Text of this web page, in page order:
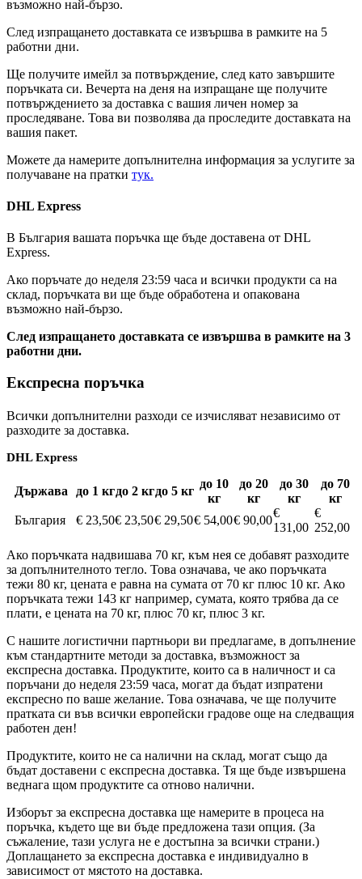
възможно най-бързо.
След изпращането доставката се извършва в рамките на 5
работни дни.
Ще получите имейл за потвърждение, след като завършите
поръчката си. Вечерта на деня на изпращане ще получите
потвърждението за доставка с вашия личен номер за
проследяване. Това ви позволява да проследите доставката на
вашия пакет.
Можете да намерите допълнителна информация за услугите за
получаване на пратки тук.
DHL Express
В България вашата поръчка ще бъде доставена от DHL
Express.
Ако поръчате до неделя 23:59 часа и всички продукти са на
склад, поръчката ви ще бъде обработена и опакована
възможно най-бързо.
След изпращането доставката се извършва в рамките на 3
работни дни.
Експресна поръчка
Всички допълнителни разходи се изчисляват независимо от
разходите за доставка.
DHL Express
Държава до 1 кгдо 2 кгдо 5 кг
до 10
кг
до 20
кг
до 30
кг
до 70
кг
България
€ 23,50€ 23,50€ 29,50€ 54,00€ 90,00
€
131,00
€
252,00
Ако поръчката надвишава 70 кг, към нея се добавят разходите
за допълнителното тегло. Това означава, че ако поръчката
тежи 80 кг, цената е равна на сумата от 70 кг плюс 10 кг. Ако
поръчката тежи 143 кг например, сумата, която трябва да се
плати, е цената на 70 кг, плюс 70 кг, плюс 3 кг.
С нашите логистични партньори ви предлагаме, в допълнение
към стандартните методи за доставка, възможност за
експресна доставка. Продуктите, които са в наличност и са
поръчани до неделя 23:59 часа, могат да бъдат изпратени
експресно по ваше желание. Това означава, че ще получите
пратката си във всички европейски градове още на следващия
работен ден!
Продуктите, които не са налични на склад, могат също да
бъдат доставени с експресна доставка. Тя ще бъде извършена
веднага щом продуктите са отново налични.
Изборът за експресна доставка ще намерите в процеса на
поръчка, където ще ви бъде предложена тази опция. (За
съжаление, тази услуга не е достъпна за всички страни.)
Доплащането за експресна доставка е индивидуално в
зависимост от мястото на доставка.